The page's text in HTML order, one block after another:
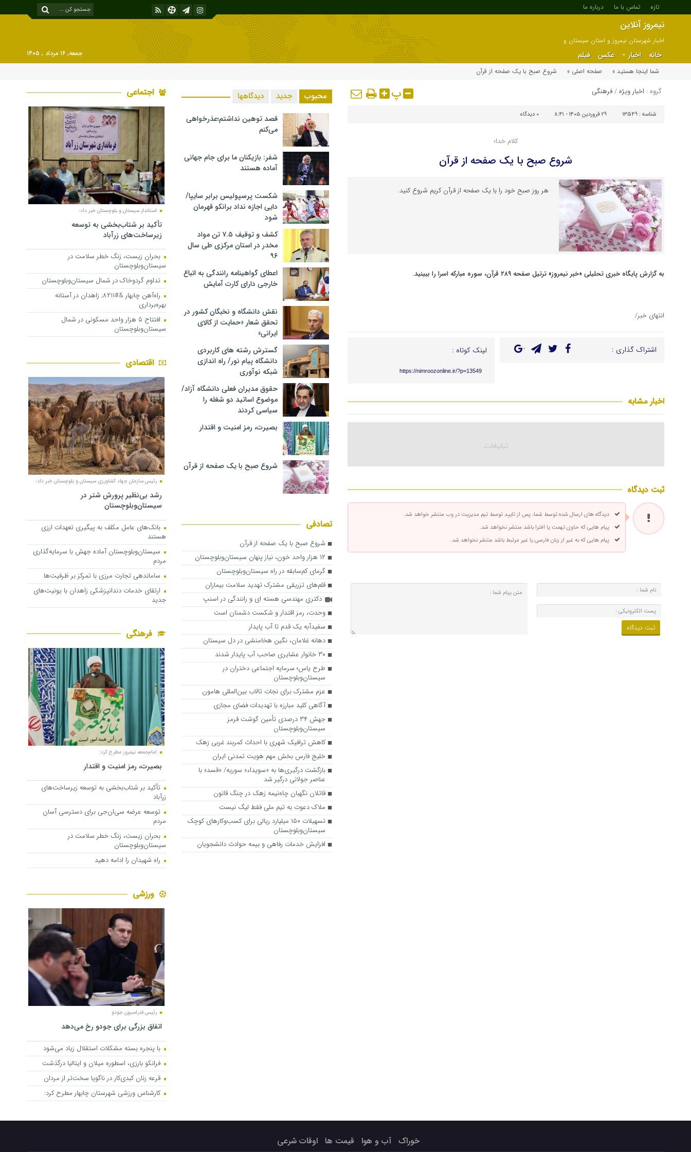
تازه تماس با ما درباره ما
نیمروز آنلاین
اخبار شهرستان نیمروز و استان سیستان و
بلوچستان
خانه اخبار عکس فیلم
جمعه, ۱۶ مرداد , ۱۴۰۵
شما اینجا هستید »
صفحه اصلی » شروع صبح با یک صفحه از قرآن
گروه : اخبار ویژه/فرهنگی پ
شناسه : 13549 ۲۹ فروردین ۱۴۰۵ - ۸:۴۱ ۰ دیدگاه
کلام خدا؛
شروع صبح با یک صفحه از قرآن
هر روز صبح خود را با یک صفحه از قرآن کریم شروع کنید.
به گزارش پایگاه خبری تحلیلی «خبر نیمروز» ترتیل صفحه ۲۸۹ قرآن، سوره مبارکه اسرا را ببینید.
انتهای خبر/
اشتراک گذاری : لینک کوتاه :
https://nimroozonline.ir/?p=13549
اخبار مشابه
ثبت دیدگاه
دیدگاه های ارسال شده توسط شما، پس از تایید توسط تیم مدیریت در وب منتشر خواهد شد.
پیام هایی که حاوی تهمت یا افترا باشد منتشر نخواهد شد.
پیام هایی که به غیر از زبان فارسی یا غیر مرتبط باشد منتشر نخواهد شد.
محبوب جدید دیدگاهها
قصد توهین نداشتم؛عذرخواهی
می‌کنم
شفر: بازیکنان ما برای جام جهانی
آماده هستند
شکست پرسپولیس برابر سایپا/
دایی اجازه نداد برانکو قهرمان
شود
کشف و توقیف ۷.۵ تن مواد
مخدر در استان مرکزی طی سال
۹۶
اعطای گواهینامه رانندگی به اتباع
خارجی دارای کارت آمایش
نقش دانشگاه و نخبگان کشور در
تحقق شعار «حمایت از کالای
ایرانی»
گسترش رشته های کاربردی
دانشگاه پیام نور/ راه اندازی
شبکه نوآوری
حقوق مدیران فعلی دانشگاه آزاد/
موضوع اساتید دو شغله را
سیاسی کردند
بصیرت، رمز امنیت و اقتدار
شروع صبح با یک صفحه از قرآن
تصادفی
شروع صبح با یک صفحه از قرآن
۱۲ هزار واحد خون، نیاز پنهان سیستان‌وبلوچستان
گرمای کم‌سابقه در راه سیستان‌وبلوچستان
قلم‌های تزریقی مشترک تهدید سلامت بیماران
دکتریِ مهندسیِ هسته ای و رانندگی در اسنپ
وحدت، رمز اقتدار و شکست دشمنان است
سفیدآبه یک قدم تا آب پایدار
دهانه غلامان، نگین هخامنشی در دل سیستان
۳۰ خانوار عشایری صاحب آب پایدار شدند
طرح یاس؛ سرمایه اجتماعی دختران در
سیستان‌وبلوچستان
عزم مشترک برای نجات تالاب بین‌المللی هامون
آگاهی‌ کلید مبارزه با تهدیدات فضای مجازی
جهش ۳۴ درصدی تأمین گوشت قرمز
سیستان‌وبلوچستان
کاهش ترافیک شهری با احداث کمربند غربی زهک
خلیج فارس بخش مهم هویت تمدنی ایران
بازگشت درگیری‌ها به «سویداء» سوریه/ «قسد» با
عناصر جولانی درگیر شد
قاتلان نگهبان چاه‌نیمه زهک در چنگ قانون
ملاک دعوت به تیم ملی فقط لیگ نیست
تسهیلات ۱۵۰ میلیارد ریالی برای کسب‌وکارهای کوچک
سیستان‌وبلوچستان
افزایش خدمات رفاهی و بیمه حوادث دانشجویان
اجتماعی
استاندار سیستان و بلوچستان خبر داد:
تأکید بر شتاب‌بخشی به توسعه
زیرساخت‌های زرآباد
بحران زیست، زنگ خطر سلامت در
سیستان‌وبلوچستان
تداوم گردوخاک در شمال سیستان‌وبلوچستان
راه‌آهن چابهار &#۸۲۱۱; زاهدان در آستانه
بهره‌برداری
افتتاح ۵ هزار واحد مسکونی در شمال
سیستان‌وبلوچستان
اقتصادی
رئیس سازمان جهاد کشاورزی سیستان و بلوچستان خبر داد:
رشد بی‌نظیر پرورش شتر در
سیستان‌وبلوچستان
بانک‌های عامل مکلف به پیگیری تعهدات ارزی
هستند
سیستان‌وبلوچستان آماده جهش با سرمایه‌گذاری
مردم
ساماندهی تجارت مرزی با تمرکز بر ظرفیت‌ها
ارتقای خدمات دندانپزشکی زاهدان با یونیت‌های
جدید
فرهنگی
امام‌جمعه نیمروز مطرح کرد:
بصیرت، رمز امنیت و اقتدار
تأکید بر شتاب‌بخشی به توسعه زیرساخت‌های
زرآباد
توسعه عرضه سی‌ان‌جی برای دسترسی آسان
مردم
بحران زیست، زنگ خطر سلامت در
سیستان‌وبلوچستان
راه شهیدان را ادامه دهید
ورزشی
رئیس فدراسیون جودو
اتفاق بزرگی برای جودو رخ می‌دهد
با پنجره بسته مشکلات استقلال زیاد می‌شود
فرانکو بارزی، اسطوره میلان و ایتالیا درگذشت
قرعه زنان کبدی‌کار در ناگویا سخت‌تر از مردان
کارشناس ورزشی شهرستان چابهار مطرح کرد:
خوراک آب و هوا قیمت ها اوقات شرعی